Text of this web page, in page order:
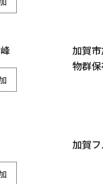
加賀
物群
加賀